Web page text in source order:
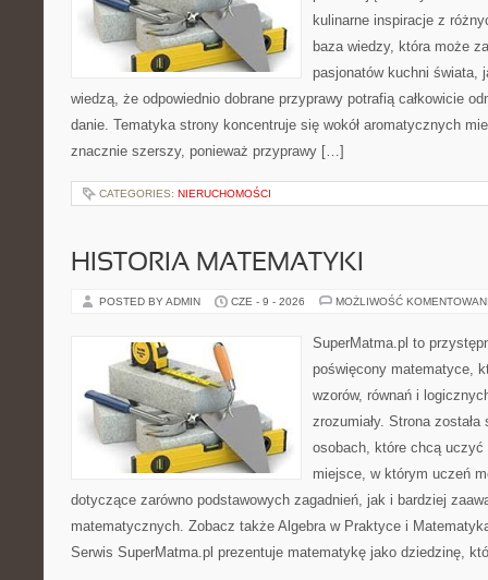
kulinarne inspiracje z
baza wiedzy, która może
pasjonatów kuchni świata,
wiedzą, że odpowiednio dobrane przyprawy potrafią całkowicie
danie. Tematyka strony koncentruje się wokół aromatycznych
znacznie szerszy, ponieważ przyprawy […]
CATEGORIES: NIERUCHOMOŚCI
HISTORIA MATEMATYKI
POSTED BY ADMIN CZE - 9 - 2026 MOŻLIWOŚĆ
SuperMatma.pl to
poświęcony matematyce,
wzorów, równań i
zrozumiały. Strona
osobach, które chcą
miejsce, w którym uczeń
dotyczące zarówno podstawowych zagadnień, jak i bardziej
matematycznych. Zobacz także Algebra w Praktyce i
Serwis SuperMatma.pl prezentuje matematykę jako dziedzinę,